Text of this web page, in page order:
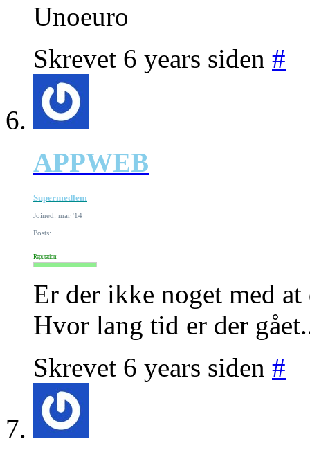
Unoeuro
Skrevet 6 years siden #
APPWEB
Supermedlem
Joined: mar '14
Posts:
Reputation:
Er der ikke noget med
Hvor lang tid er der
Skrevet 6 years siden #